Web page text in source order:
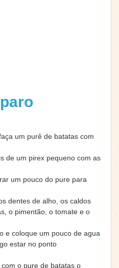
um purê de batatas com
de um pirex pequeno com as
um pouco do pure para
dentes de alho, os caldos
o pimentão, o tomate e o
e coloque um pouco de agua
estar no ponto
o pure de batatas o